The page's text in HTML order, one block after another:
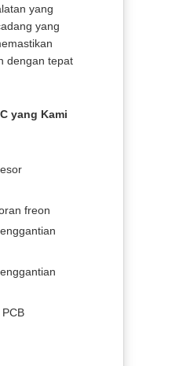
yang
yang
dengan tepat
yang Kami
freon